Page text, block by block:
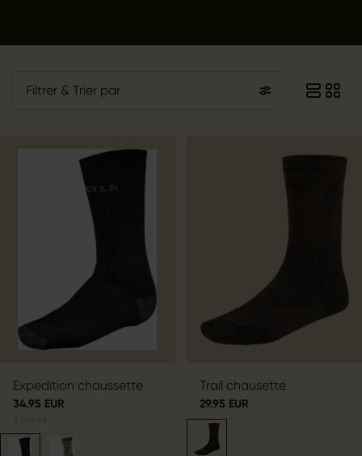
Filtrer & Trier par
Expedition chaussette
34.95 EUR
Trail chausette
29.95 EUR